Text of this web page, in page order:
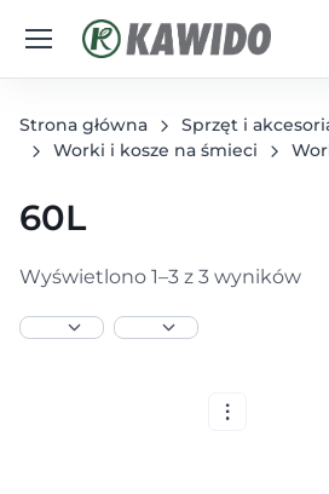
Strona główna
Sprzęt i
Worki i kosze na śmieci
60L
Wyświetlono 1–3 z 3 wyników